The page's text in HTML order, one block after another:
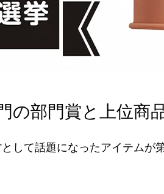
の部門賞と上位商
して話題になったアイテム